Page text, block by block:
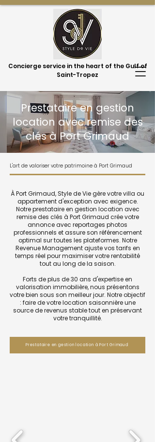
Concierge service in the heart of the Gulf of
Saint-Tropez
Prestataire en gestion
location avec remise des
clés à Port Grimaud
L'art de valoriser votre patrimoine à Port Grimaud
À Port Grimaud, Style de Vie gère votre villa ou
appartement d'exception avec exigence.
Notre prestataire en gestion location avec
remise des clés à Port Grimaud crée votre
annonce avec reportages photos
professionnels et assure son référencement
optimal sur toutes les plateformes. Notre
Revenue Management ajuste vos tarifs en
temps réel pour maximiser votre rentabilité
tout au long de la saison.
Forts de plus de 30 ans d'expertise en
valorisation immobilière, nous présentons
votre bien sous son meilleur jour. Notre objectif
: faire de votre location saisonnière une
source de revenus stable tout en préservant
votre tranquillité.
Prestataire en gestion location à Port Grimaud